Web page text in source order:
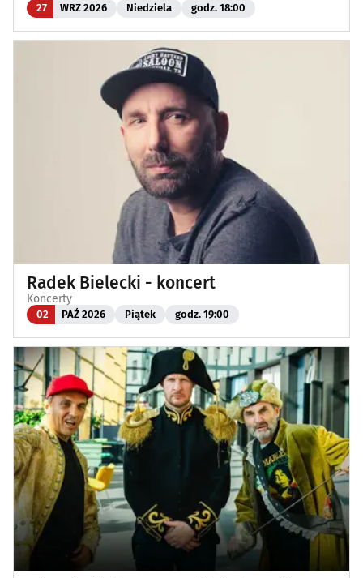
27 WRZ 2026 Niedziela godz. 18:00
Radek Bielecki - koncert
Koncerty
02 PAŹ 2026 Piątek godz. 19:00